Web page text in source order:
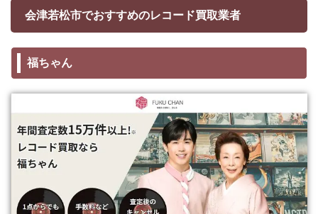
会津若松市でおすすめのレコード買取業者
福ちゃん